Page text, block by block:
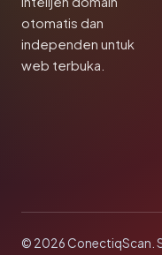
otomatis dan
independen untuk
web terbuka.
© 2026 ConectiqScan.